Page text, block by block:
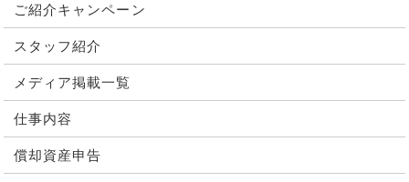
ご紹介キャンペーン
スタッフ紹介
メディア掲載一覧
仕事内容
償却資産申告